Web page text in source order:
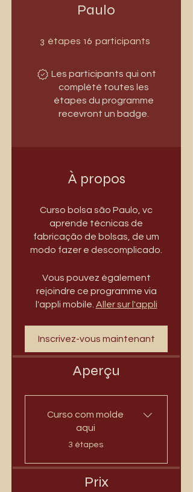
Paulo
3 étapes 3 étapes
16 participants
Les participants qui ont
complété toutes les
étapes du programme
recevront un badge.
À propos
Curso bolsa são Paulo, vc
aprende técnicas de
fabricação de bolsas, de um
modo fazer e descomplicado.
Vous pouvez également
rejoindre ce programme via
l'appli mobile. Aller sur l'appli
Inscrivez-vous maintenant
Aperçu
Curso com molde
aqui
.
3 étapes
Prix